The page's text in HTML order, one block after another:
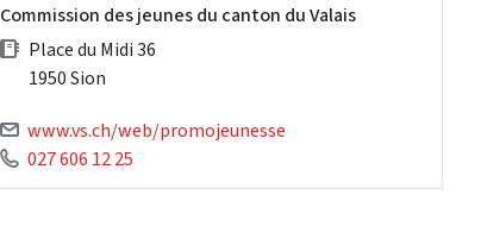
Commission des jeunes du canton du Valais
Place du Midi 36
1950 Sion
www.vs.ch/web/promojeunesse
027 606 12 25